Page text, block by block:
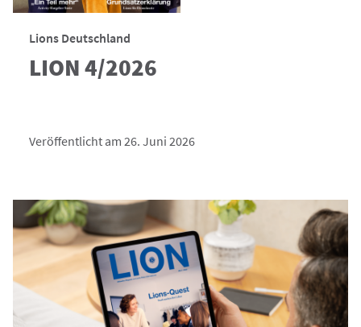
Lions Deutschland
LION 4/2026
Veröffentlicht am 26. Juni 2026